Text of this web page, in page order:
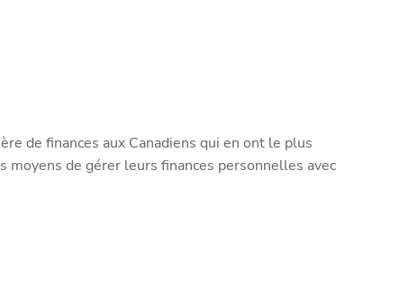
de finances aux Canadiens qui en ont le plus
moyens de gérer leurs finances personnelles avec